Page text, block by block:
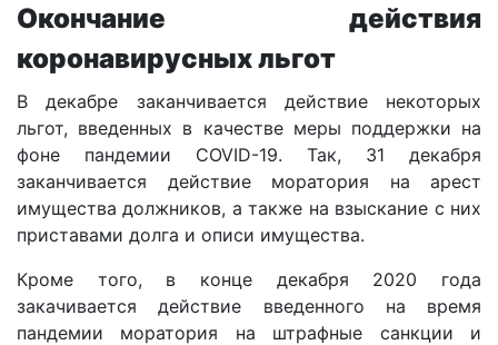
Окончание действия
коронавирусных льгот
В декабре заканчивается действие некоторых
льгот, введенных в качестве меры поддержки на
фоне пандемии COVID-19. Так, 31 декабря
заканчивается действие моратория на арест
имущества должников, а также на взыскание с них
приставами долга и описи имущества.
Кроме того, в конце декабря 2020 года
закачивается действие введенного на время
пандемии моратория на штрафные санкции и